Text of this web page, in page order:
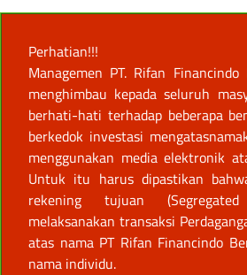
Perhatian!!!
Managemen PT. Rifan Financindo
menghimbau kepada seluruh
berhati-hati terhadap beberapa
berkedok investasi
menggunakan media elektronik
Untuk itu harus dipastikan
rekening tujuan
melaksanakan transaksi
atas nama PT Rifan Financindo
nama individu.